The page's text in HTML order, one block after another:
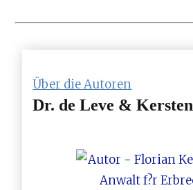
Über die Autoren
Dr. de Leve & Kersten